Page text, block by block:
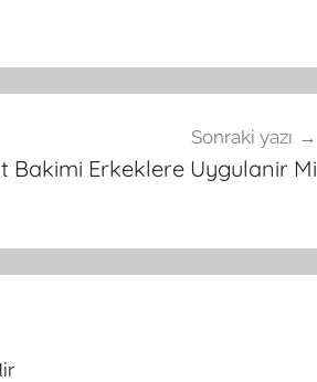
Sonraki yazı
Bakimi Erkeklere Uygulanir Mi